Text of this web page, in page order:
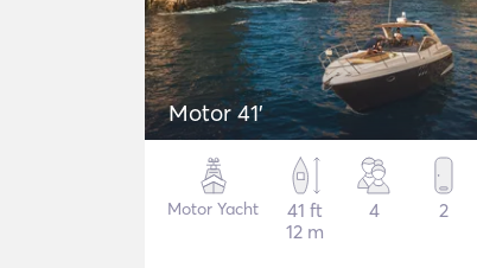
Motor 41'
Motor Yacht
41 ft
12 m
4 2